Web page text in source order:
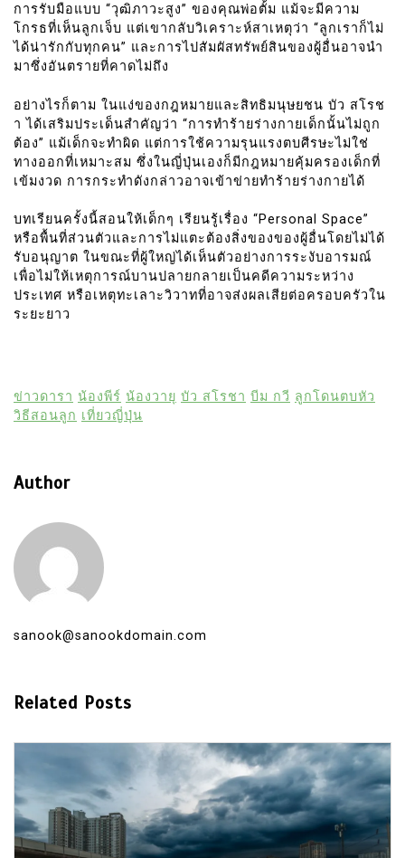
การรับมือแบบ “วุฒิภาวะสูง” ของคุณพ่อตั้ม แม้จะมีความ
โกรธที่เห็นลูกเจ็บ แต่เขากลับวิเคราะห์สาเหตุว่า “ลูกเราก็ไม่
ได้น่ารักกับทุกคน” และการไปสัมผัสทรัพย์สินของผู้อื่นอาจนำ
มาซึ่งอันตรายที่คาดไม่ถึง
อย่างไรก็ตาม ในแง่ของกฎหมายและสิทธิมนุษยชน บัว สโรช
า ได้เสริมประเด็นสำคัญว่า “การทำร้ายร่างกายเด็กนั้นไม่ถูก
ต้อง” แม้เด็กจะทำผิด แต่การใช้ความรุนแรงตบศีรษะไม่ใช่
ทางออกที่เหมาะสม ซึ่งในญี่ปุ่นเองก็มีกฎหมายคุ้มครองเด็กที่
เข้มงวด การกระทำดังกล่าวอาจเข้าข่ายทำร้ายร่างกายได้
บทเรียนครั้งนี้สอนให้เด็กๆ เรียนรู้เรื่อง “Personal Space”
หรือพื้นที่ส่วนตัวและการไม่แตะต้องสิ่งของของผู้อื่นโดยไม่ได้
รับอนุญาต ในขณะที่ผู้ใหญ่ได้เห็นตัวอย่างการระงับอารมณ์
เพื่อไม่ให้เหตุการณ์บานปลายกลายเป็นคดีความระหว่าง
ประเทศ หรือเหตุทะเลาะวิวาทที่อาจส่งผลเสียต่อครอบครัวใน
ระยะยาว
ข่าวดารา น้องพีร์ น้องวายุ บัว สโรชา บีม กวี ลูกโดนตบหัว
วิธีสอนลูก เที่ยวญี่ปุ่น
Author
sanook@sanookdomain.com
Related Posts